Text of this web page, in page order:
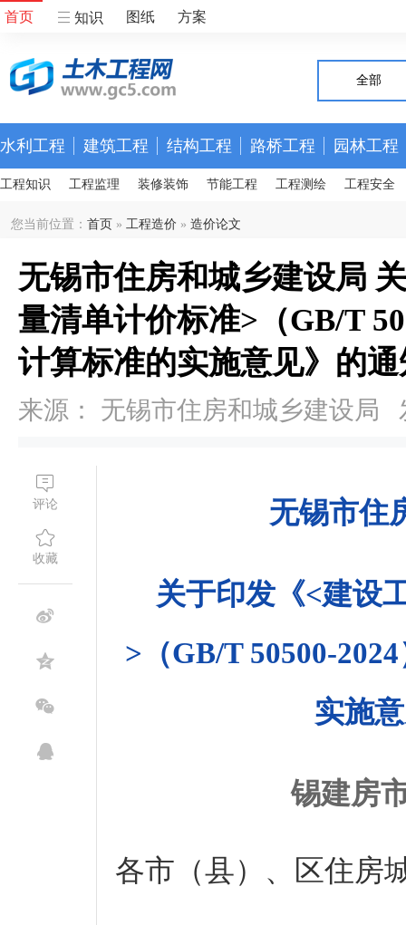
首页 知识 图纸 方案
全部
水利工程 建筑工程 结构工程 路桥工程 园林工程
工程知识 工程监理 装修装饰 节能工程 工程测绘 工程安全
您当前位置： 首页 » 工程造价 » 造价论文
无锡市住房和城乡建设局
量清单计价标准>（GB/T
计算标准的实施意见》的通
来源： 无锡市住房和城乡建设局
评论
收藏
无锡市住
关于印发《<建设
>（GB/T 50500-
实施
锡建房
各市（县）、区住房